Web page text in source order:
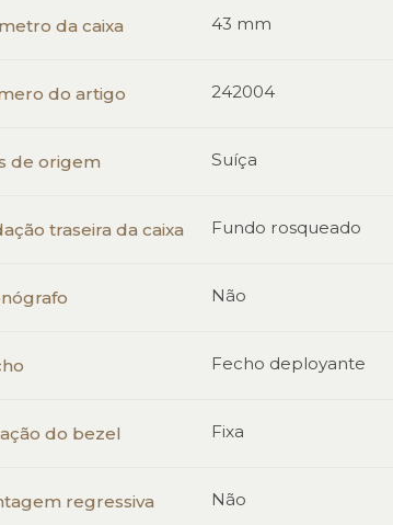
da caixa 43 mm
do artigo 242004
de origem Suíça
traseira da caixa Fundo rosqueado
Não
Fecho deployante
do bezel Fixa
regressiva Não